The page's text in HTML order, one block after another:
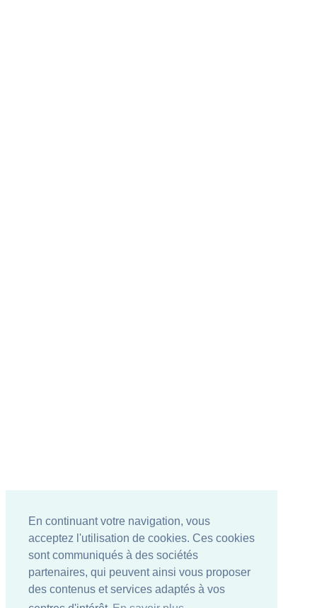
En continuant votre navigation, vous
acceptez l'utilisation de cookies. Ces cookies
sont communiqués à des sociétés
partenaires, qui peuvent ainsi vous proposer
des contenus et services adaptés à vos